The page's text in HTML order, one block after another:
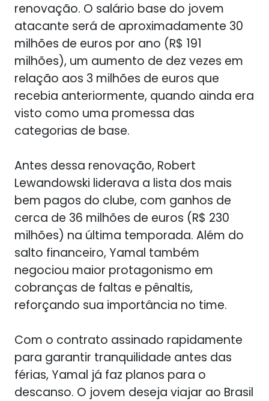
renovação. O salário base do jovem
atacante será de aproximadamente 30
milhões de euros por ano (R$ 191
milhões), um aumento de dez vezes em
relação aos 3 milhões de euros que
recebia anteriormente, quando ainda era
visto como uma promessa das
categorias de base.
Antes dessa renovação, Robert
Lewandowski liderava a lista dos mais
bem pagos do clube, com ganhos de
cerca de 36 milhões de euros (R$ 230
milhões) na última temporada. Além do
salto financeiro, Yamal também
negociou maior protagonismo em
cobranças de faltas e pênaltis,
reforçando sua importância no time.
Com o contrato assinado rapidamente
para garantir tranquilidade antes das
férias, Yamal já faz planos para o
descanso. O jovem deseja viajar ao Brasil